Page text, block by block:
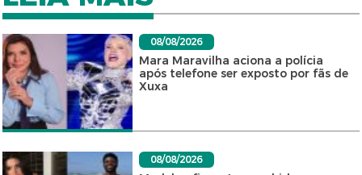
08/08/2026
Mara Maravilha aciona a polícia
após telefone ser exposto por fãs de
Xuxa
08/08/2026